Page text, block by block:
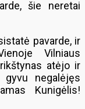
šie neretai
pavarde, ir
Vilniaus
atėjo ir
gyvu negalėjęs
Kunigėlis!